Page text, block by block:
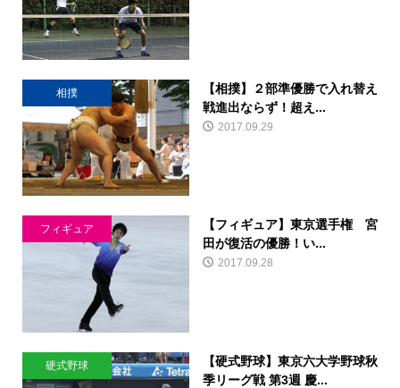
相撲
【相撲】２部準優勝で入れ替え
戦進出ならず！超え...
2017.09.29
フィギュア
【フィギュア】東京選手権 宮
田が復活の優勝！い...
2017.09.28
硬式野球
【硬式野球】東京六大学野球秋
季リーグ戦 第3週 慶...